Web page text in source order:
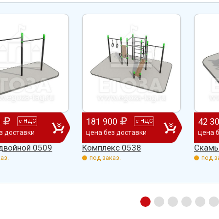
весь отзыв
Ирина Михалап
Администрация Харлуского
сельского поселения
весь отзыв
Елена Алексеевна
Администрация МО
Граховского района Удмуртской
Республики
с НДС
доставки
0509
181 900 с НДС
цена без доставки
Комплекс 0538
под заказ.
42
цена
под